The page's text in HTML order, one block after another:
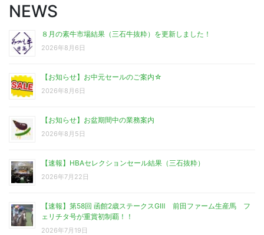
NEWS
８月の素牛市場結果（三石牛抜粋）を更新しました！
2026年8月6日
【お知らせ】お中元セールのご案内☆
2026年8月6日
【お知らせ】お盆期間中の業務案内
2026年8月5日
【速報】HBAセレクションセール結果（三石抜粋）
2026年7月22日
【速報】第58回 函館2歳ステークスGⅢ 前田ファーム生産馬 フ
ェリチタ号が重賞初制覇！！
2026年7月19日